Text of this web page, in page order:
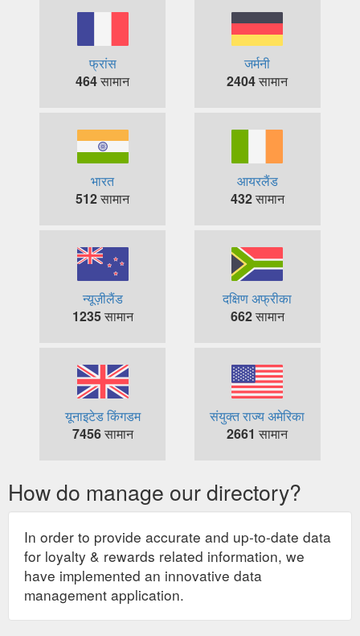
फ्रांस
464सामान
जर्मनी
2404सामान
भारत
512सामान
आयरलैंड
432सामान
न्यूज़ीलैंड
1235सामान
दक्षिण अफ्रीका
662सामान
यूनाइटेड किंगडम
7456सामान
संयुक्त राज्य अमेरिका
2661 सामान
How do manage our directory?
In order to provide accurate and up-to-date data
for loyalty & rewards related information, we
have implemented an innovative data
management application.